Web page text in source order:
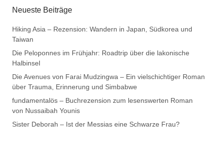
Neueste Beiträge
Hiking Asia – Rezension: Wandern in Japan, Südkorea und
Taiwan
Die Peloponnes im Frühjahr: Roadtrip über die lakonische
Halbinsel
Die Avenues von Farai Mudzingwa – Ein vielschichtiger Roman
über Trauma, Erinnerung und Simbabwe
fundamentalös – Buchrezension zum lesenswerten Roman
von Nussaibah Younis
Sister Deborah – Ist der Messias eine Schwarze Frau?